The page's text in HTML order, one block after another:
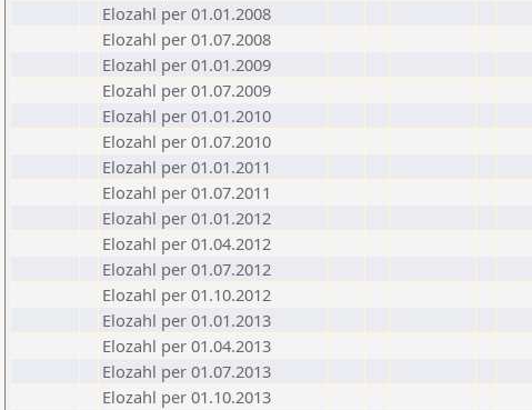
Elozahl per 01.01.2008
Elozahl per 01.07.2008
Elozahl per 01.01.2009
Elozahl per 01.07.2009
Elozahl per 01.01.2010
Elozahl per 01.07.2010
Elozahl per 01.01.2011
Elozahl per 01.07.2011
Elozahl per 01.01.2012
Elozahl per 01.04.2012
Elozahl per 01.07.2012
Elozahl per 01.10.2012
Elozahl per 01.01.2013
Elozahl per 01.04.2013
Elozahl per 01.07.2013
Elozahl per 01.10.2013